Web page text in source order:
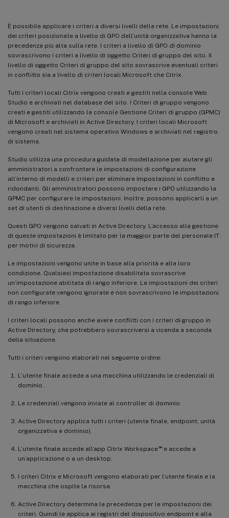
È possibile applicare i criteri a diversi livelli della rete. Le impostazioni
dei criteri posizionate a livello di GPO dell’unità organizzativa hanno la
precedenza più alta sulla rete. I criteri a livello di GPO di dominio
sovrascrivono i criteri a livello di oggetto Criteri di gruppo del sito. Il
livello di oggetto Criteri di gruppo del sito sovrascrive eventuali criteri
in conflitto sia a livello di criteri locali Microsoft che Citrix.
Tutti i criteri locali Citrix vengono creati e gestiti nella console Web
Studio e archiviati nel database del sito. I Criteri di gruppo vengono
creati e gestiti utilizzando la console Gestione Criteri di gruppo (GPMC)
di Microsoft e archiviati in Active Directory. I criteri locali Microsoft
vengono creati nel sistema operativo Windows e archiviati nel registro
di sistema.
Studio utilizza una procedura guidata di modellazione per aiutare gli
amministratori a confrontare le impostazioni di configurazione
all’interno di modelli e criteri per eliminare impostazioni in conflitto e
ridondanti. Gli amministratori possono impostare i GPO utilizzando la
GPMC per configurare le impostazioni. Inoltre, possono applicarli a un
set di utenti di destinazione a diversi livelli della rete.
Questi GPO vengono salvati in Active Directory. L’accesso alla gestione
di queste impostazioni è limitato per la maggior parte del personale IT
per motivi di sicurezza.
Le impostazioni vengono unite in base alla priorità e alla loro
condizione. Qualsiasi impostazione disabilitata sovrascrive
un’impostazione abilitata di rango inferiore. Le impostazioni dei criteri
non configurate vengono ignorate e non sovrascrivono le impostazioni
di rango inferiore.
I criteri locali possono anche avere conflitti con i criteri di gruppo in
Active Directory, che potrebbero sovrascriversi a vicenda a seconda
della situazione.
Tutti i criteri vengono elaborati nel seguente ordine:
L’utente finale accede a una macchina utilizzando le credenziali di
dominio.
Le credenziali vengono inviate al controller di dominio.
Active Directory applica tutti i criteri (utente finale, endpoint, unità
organizzativa e dominio).
L’utente finale accede all’app Citrix Workspace™e accede a
un’applicazione o a un desktop.
I criteri Citrix e Microsoft vengono elaborati per l’utente finale e la
macchina che ospita la risorsa.
Active Directory determina la precedenza per le impostazioni dei
criteri. Quindi le applica ai registri del dispositivo endpoint e alla